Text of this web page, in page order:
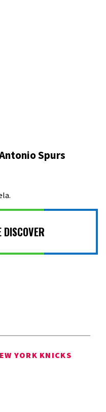
Spurs
DISCOVER
YORK KNICKS